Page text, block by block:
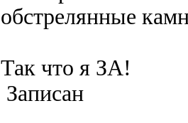
обстрелянные
Так что я ЗА!
Записан